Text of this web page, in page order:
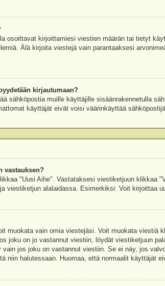
osoittavat kirjoittamiesi viestien määrän tai tietyt
Älä kirjoita viestejä vain parantaaksesi
kirjautumaan?
sähköpostia muille käyttäjille sisäänrakennetulla
käyttäjät eivät voisi väärinkäyttää
vastauksen?
"Uusi Aihe". Vastataksesi viestiketjuun klikkaa
viestiketjun alalaidassa. Esimerkiksi: Voit kirjoittaa
muokata vain omia viestejäsi. Voit muokata
joku on jo vastannut viestiin, löydät viestiketjuun
vain jos joku on vastannut viestiin. Se ei näy, jos
niin halutessaan. Huomaa, että normaalit käyttäjät